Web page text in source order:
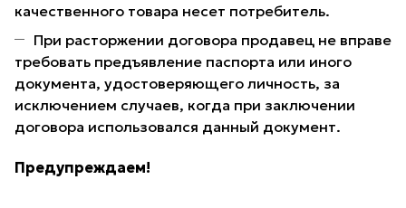
качественного товара несет потребитель.
При расторжении договора продавец не вправе
требовать предъявление паспорта или иного
документа, удостоверяющего личность, за
исключением случаев, когда при заключении
договора использовался данный документ.
Предупреждаем!